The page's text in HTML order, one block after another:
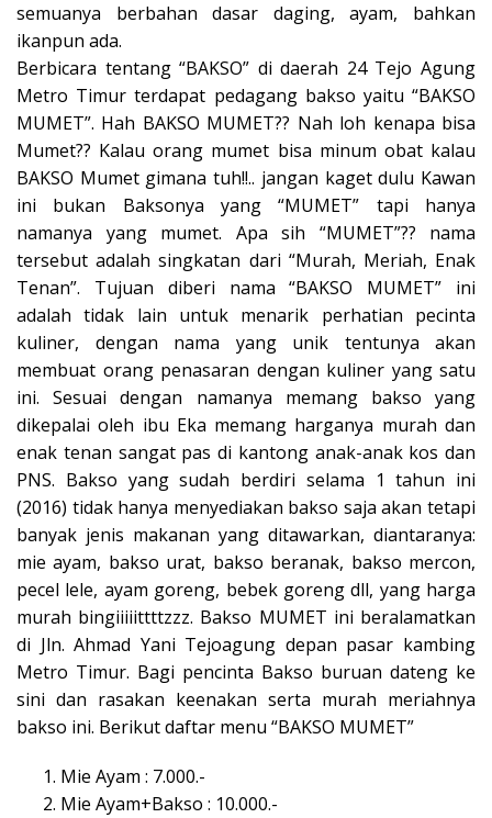
semuanya berbahan dasar daging, ayam, bahkan
ikanpun ada.
Berbicara tentang “BAKSO” di daerah 24 Tejo Agung
Metro Timur terdapat pedagang bakso yaitu “BAKSO
MUMET”. Hah BAKSO MUMET?? Nah loh kenapa bisa
Mumet?? Kalau orang mumet bisa minum obat kalau
BAKSO Mumet gimana tuh!!.. jangan kaget dulu Kawan
ini bukan Baksonya yang “MUMET” tapi hanya
namanya yang mumet. Apa sih “MUMET”?? nama
tersebut adalah singkatan dari “Murah, Meriah, Enak
Tenan”. Tujuan diberi nama “BAKSO MUMET” ini
adalah tidak lain untuk menarik perhatian pecinta
kuliner, dengan nama yang unik tentunya akan
membuat orang penasaran dengan kuliner yang satu
ini. Sesuai dengan namanya memang bakso yang
dikepalai oleh ibu Eka memang harganya murah dan
enak tenan sangat pas di kantong anak-anak kos dan
PNS. Bakso yang sudah berdiri selama 1 tahun ini
(2016) tidak hanya menyediakan bakso saja akan tetapi
banyak jenis makanan yang ditawarkan, diantaranya:
mie ayam, bakso urat, bakso beranak, bakso mercon,
pecel lele, ayam goreng, bebek goreng dll, yang harga
murah bingiiiiittttzzz. Bakso MUMET ini beralamatkan
di Jln. Ahmad Yani Tejoagung depan pasar kambing
Metro Timur. Bagi pencinta Bakso buruan dateng ke
sini dan rasakan keenakan serta murah meriahnya
bakso ini. Berikut daftar menu “BAKSO MUMET”
Mie Ayam : 7.000.-
Mie Ayam+Bakso : 10.000.-